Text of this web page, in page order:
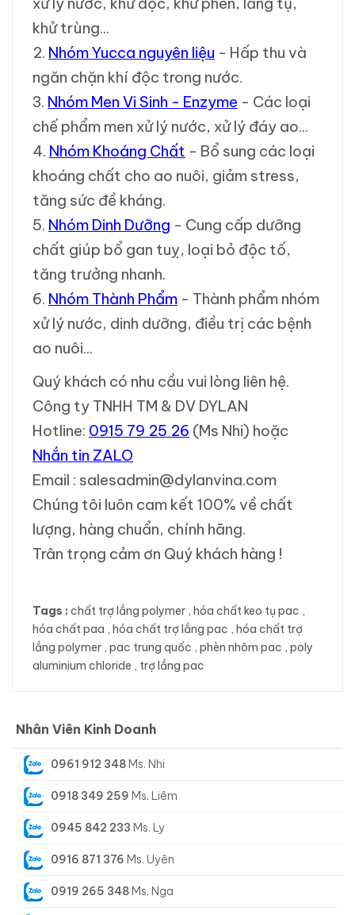
khử trùng...
2. Nhóm Yucca nguyên liệu - Hấp thu và
ngăn chặn khí độc trong nước.
3. Nhóm Men Vi Sinh - Enzyme - Các loại
chế phẩm men xử lý nước, xử lý đáy ao...
4. Nhóm Khoáng Chất - Bổ sung các loại
khoáng chất cho ao nuôi, giảm stress,
tăng sức đề kháng.
5. Nhóm Dinh Dưỡng - Cung cấp dưỡng
chất giúp bổ gan tuỵ, loại bỏ độc tố,
tăng trưởng nhanh.
6. Nhóm Thành Phẩm - Thành phẩm nhóm
xử lý nước, dinh dưỡng, điều trị các bệnh
ao nuôi...
Quý khách có nhu cầu vui lòng liên hệ.
Công ty TNHH TM & DV DYLAN
Hotline: 0915 79 25 26 (Ms Nhi) hoặc
Nhắn tin ZALO
Email : salesadmin@dylanvina.com
Chúng tôi luôn cam kết 100% về chất
lượng, hàng chuẩn, chính hãng.
Trân trọng cảm ơn Quý khách hàng !
Tags : chất trợ lắng polymer , hóa chất keo tụ pac ,
hóa chất paa , hóa chất trợ lắng pac , hóa chất trợ
lắng polymer , pac trung quốc , phèn nhôm pac , poly
aluminium chloride , trợ lắng pac
Nhân Viên Kinh Doanh
0961 912 348 Ms. Nhi
0918 349 259 Ms. Liêm
0945 842 233 Ms. Ly
0916 871 376 Ms. Uyên
0919 265 348 Ms. Nga